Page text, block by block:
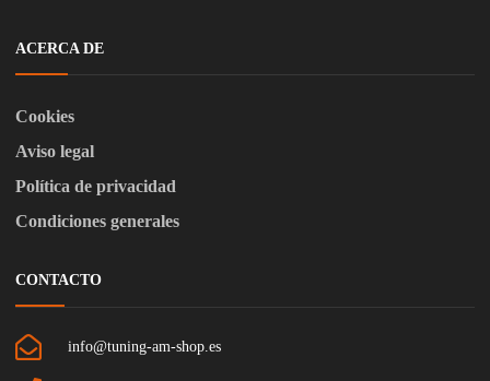
ACERCA DE
Cookies
Aviso legal
Política de privacidad
Condiciones generales
CONTACTO
info@tuning-am-shop.es